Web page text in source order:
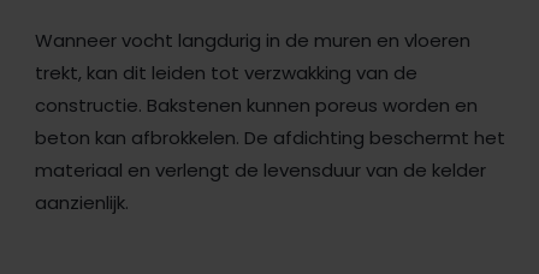
Wanneer vocht langdurig in de muren en vloeren
trekt, kan dit leiden tot verzwakking van de
constructie. Bakstenen kunnen poreus worden en
beton kan afbrokkelen. De afdichting beschermt het
materiaal en verlengt de levensduur van de kelder
aanzienlijk.